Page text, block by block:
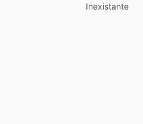
Inexistante